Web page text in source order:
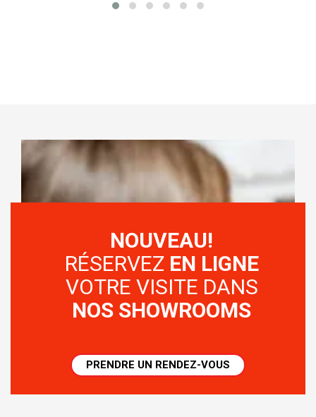
NOUVEAU!
RÉSERVEZ EN LIGNE
VOTRE VISITE DANS
NOS SHOWROOMS
PRENDRE UN RENDEZ-VOUS